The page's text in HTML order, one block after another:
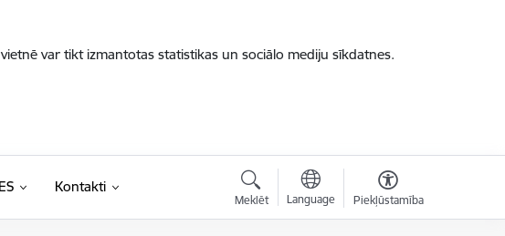
var tikt izmantotas statistikas un sociālo mediju sīkdatnes.
Kontakti
Meklēt Language Piekļūstamība